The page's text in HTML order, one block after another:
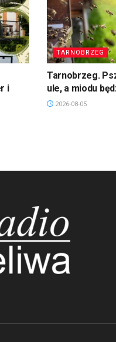
i
TARNOBRZEG
Tarnobrzeg.
ule, a miodu
2026-08-05